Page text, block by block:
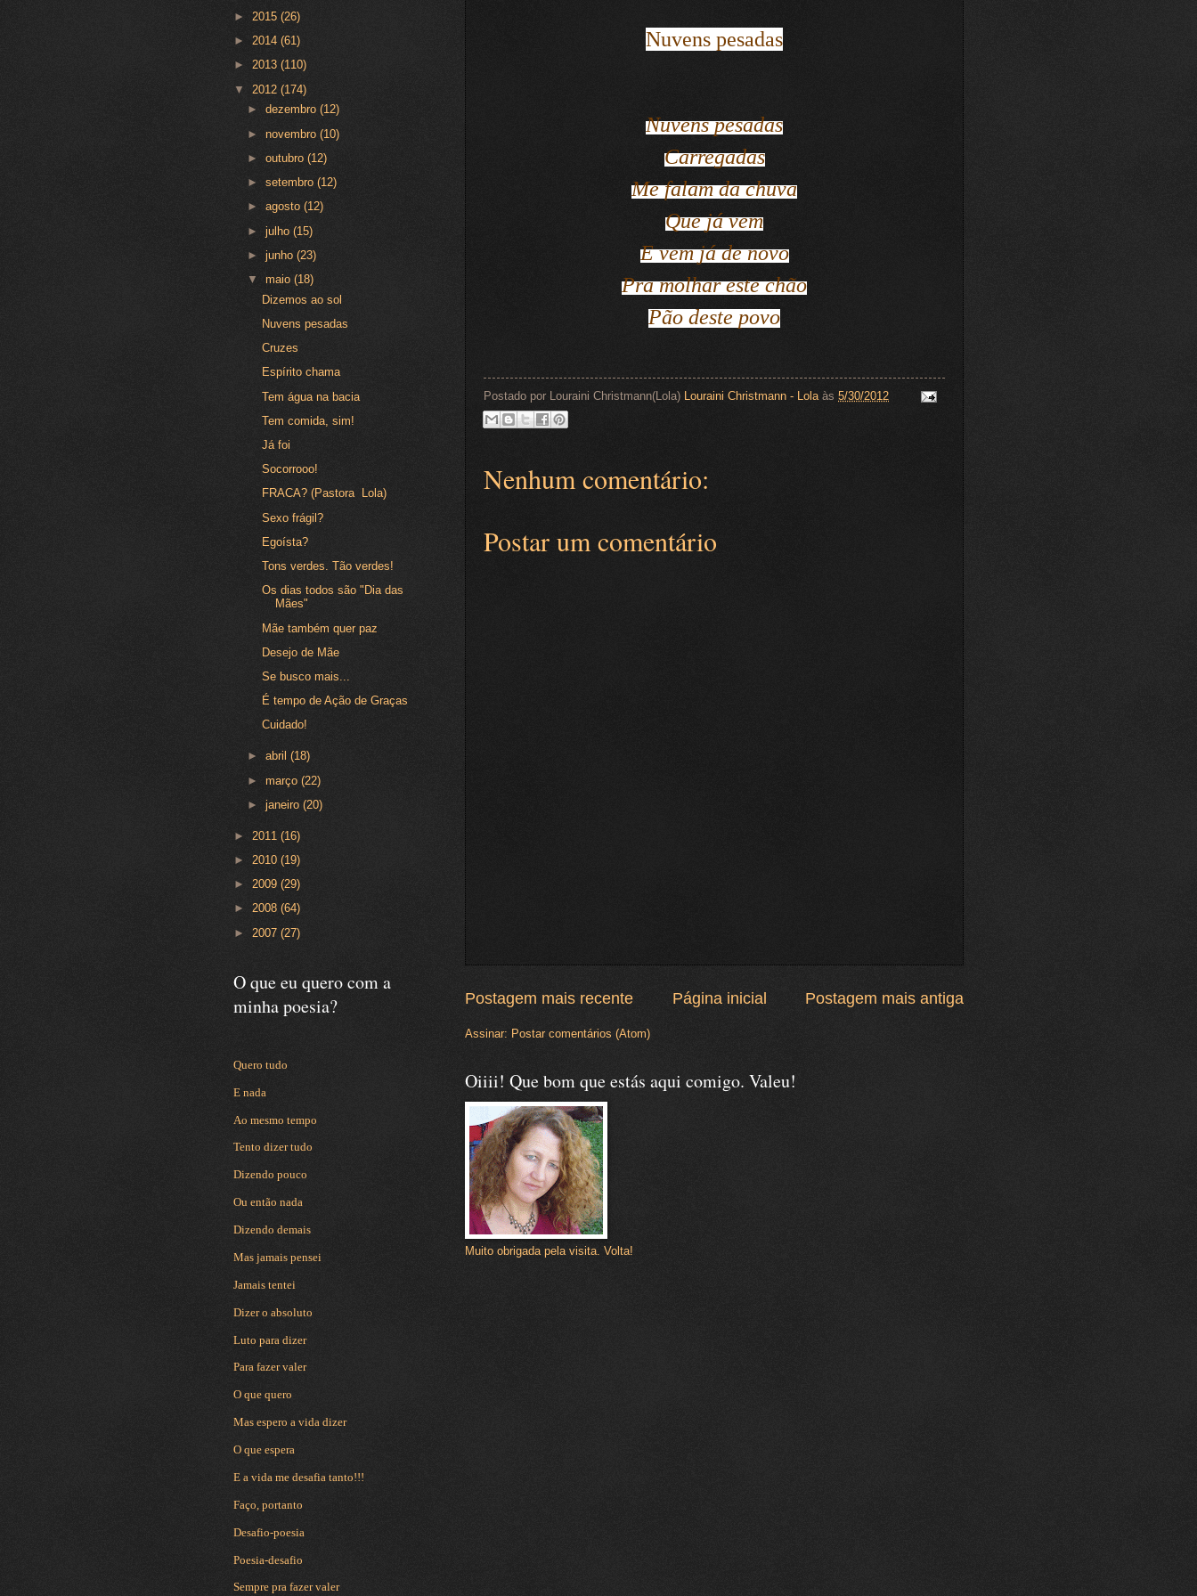
Nuvens pesadas
Nuvens pesadas
Carregadas
Me falam da chuva
Que já vem
E vem já de novo
Pra molhar este chão
Pão deste povo
Postado por Louraini Christmann(Lola) Louraini Christmann - Lola às 5/30/2012
Nenhum comentário:
Postar um comentário
Postagem mais recente Postagem mais antiga
Página inicial
Assinar: Postar comentários (Atom)
Oiiii! Que bom que estás aqui comigo. Valeu!
Muito obrigada pela visita. Volta!
► 2015 (26)
► 2014 (61)
► 2013 (110)
▼ 2012 (174)
►dezembro(12)
►novembro(10)
►outubro(12)
►setembro(12)
►agosto(12)
►julho(15)
►junho(23)
▼ maio(18)
Dizemos ao sol
Nuvens pesadas
Cruzes
Espírito chama
Tem água na bacia
Tem comida, sim!
Já foi
Socorrooo!
FRACA? (Pastora Lola)
Sexo frágil?
Egoísta?
Tons verdes. Tão verdes!
Os dias todos são "Dia das
Mães"
Mãe também quer paz
Desejo de Mãe
Se busco mais...
É tempo de Ação de Graças
Cuidado!
►abril(18)
► março(22)
►janeiro(20)
► 2011 (16)
► 2010 (19)
► 2009 (29)
► 2008 (64)
► 2007 (27)
O que eu quero com a
minha poesia?
Quero tudo
E nada
Ao mesmo tempo
Tento dizer tudo
Dizendo pouco
Ou então nada
Dizendo demais
Mas jamais pensei
Jamais tentei
Dizer o absoluto
Luto para dizer
Para fazer valer
O que quero
Mas espero a vida dizer
O que espera
E a vida me desafia tanto!!!
Faço, portanto
Desafio-poesia
Poesia-desafio
Sempre pra fazer valer